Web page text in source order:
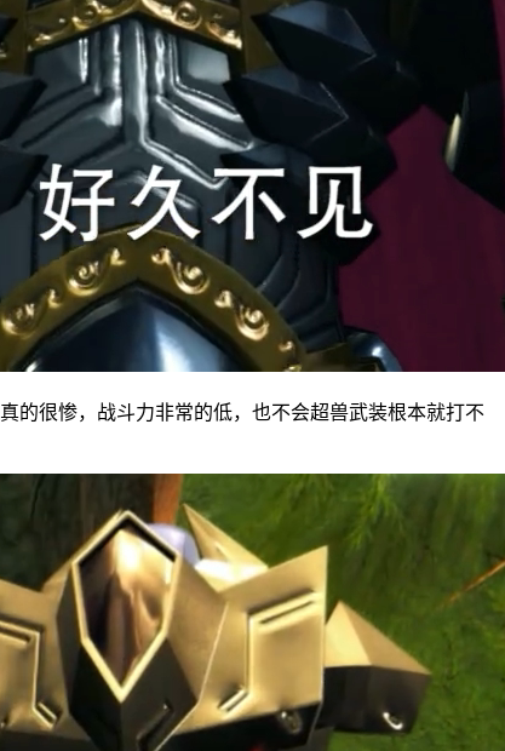
的很惨，战斗力非常的低，也不会超兽武装根本就打不